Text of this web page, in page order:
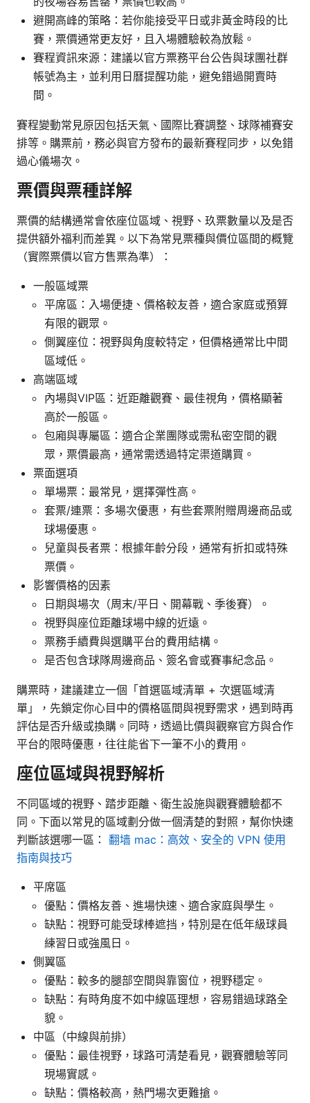
避開高峰的策略：若你能接受平日或非黃金時段的比
賽，票價通常更友好，且入場體驗較為放鬆。
賽程資訊來源：建議以官方票務平台公告與球團社群
帳號為主，並利用日曆提醒功能，避免錯過開賣時
間。
賽程變動常見原因包括天氣、國際比賽調整、球隊補賽安
排等。購票前，務必與官方發布的最新賽程同步，以免錯
過心儀場次。
票價與票種詳解
票價的結構通常會依座位區域、視野、玖票數量以及是否
提供額外福利而差異。以下為常見票種與價位區間的概覽
（實際票價以官方售票為準）：
一般區域票
平席區：入場便捷、價格較友善，適合家庭或預算
有限的觀眾。
側翼座位：視野與角度較特定，但價格通常比中間
區域低。
高端區域
內場與VIP區：近距離觀賽、最佳視角，價格顯著
高於一般區。
包廂與專屬區：適合企業團隊或需私密空間的觀
眾，票價最高，通常需透過特定渠道購買。
票面選項
單場票：最常見，選擇彈性高。
套票/連票：多場次優惠，有些套票附贈周邊商品或
球場優惠。
兒童與長者票：根據年齡分段，通常有折扣或特殊
票價。
影響價格的因素
日期與場次（周末/平日、開幕戰、季後賽）。
視野與座位距離球場中線的近遠。
票務手續費與選購平台的費用結構。
是否包含球隊周邊商品、簽名會或賽事紀念品。
購票時，建議建立一個「首選區域清單 + 次選區域清
單」，先鎖定你心目中的價格區間與視野需求，遇到時再
評估是否升級或換購。同時，透過比價與觀察官方與合作
平台的限時優惠，往往能省下一筆不小的費用。
座位區域與視野解析
不同區域的視野、踏步距離、衛生設施與觀賽體驗都不
同。下面以常見的區域劃分做一個清楚的對照，幫你快速
判斷該選哪一區： 翻墙 mac：高效、安全的 VPN 使用
指南與技巧
平席區
優點：價格友善、進場快速、適合家庭與學生。
缺點：視野可能受球棒遮挡，特別是在低年級球員
練習日或強風日。
側翼區
優點：較多的腿部空間與靠窗位，視野穩定。
缺點：有時角度不如中線區理想，容易錯過球路全
貌。
中區（中線與前排）
優點：最佳視野，球路可清楚看見，觀賽體驗等同
現場實感。
缺點：價格較高，熱門場次更難搶。